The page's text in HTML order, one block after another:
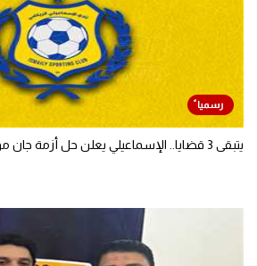
يتبقى 3 قضايا.. الإسماعيلي يعلن حل أزمة جان موريل